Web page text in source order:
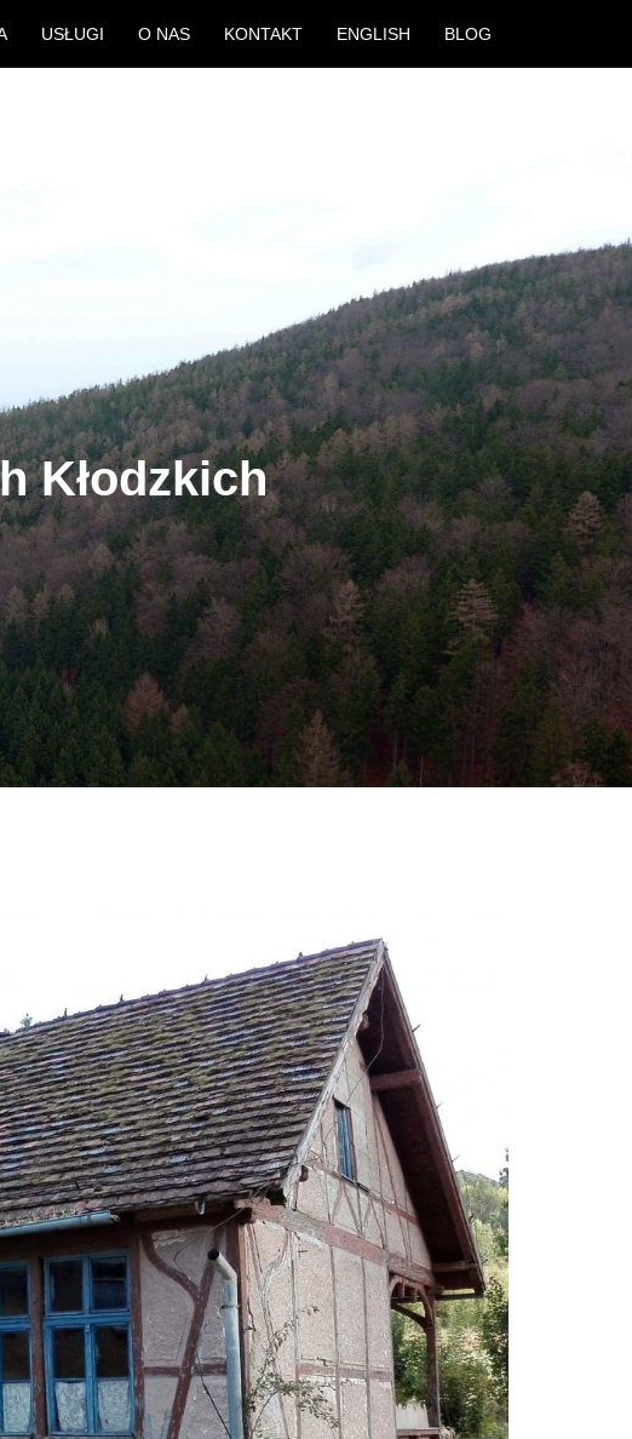
USŁUGI O NAS KONTAKT ENGLISH BLOG
Kłodzkich